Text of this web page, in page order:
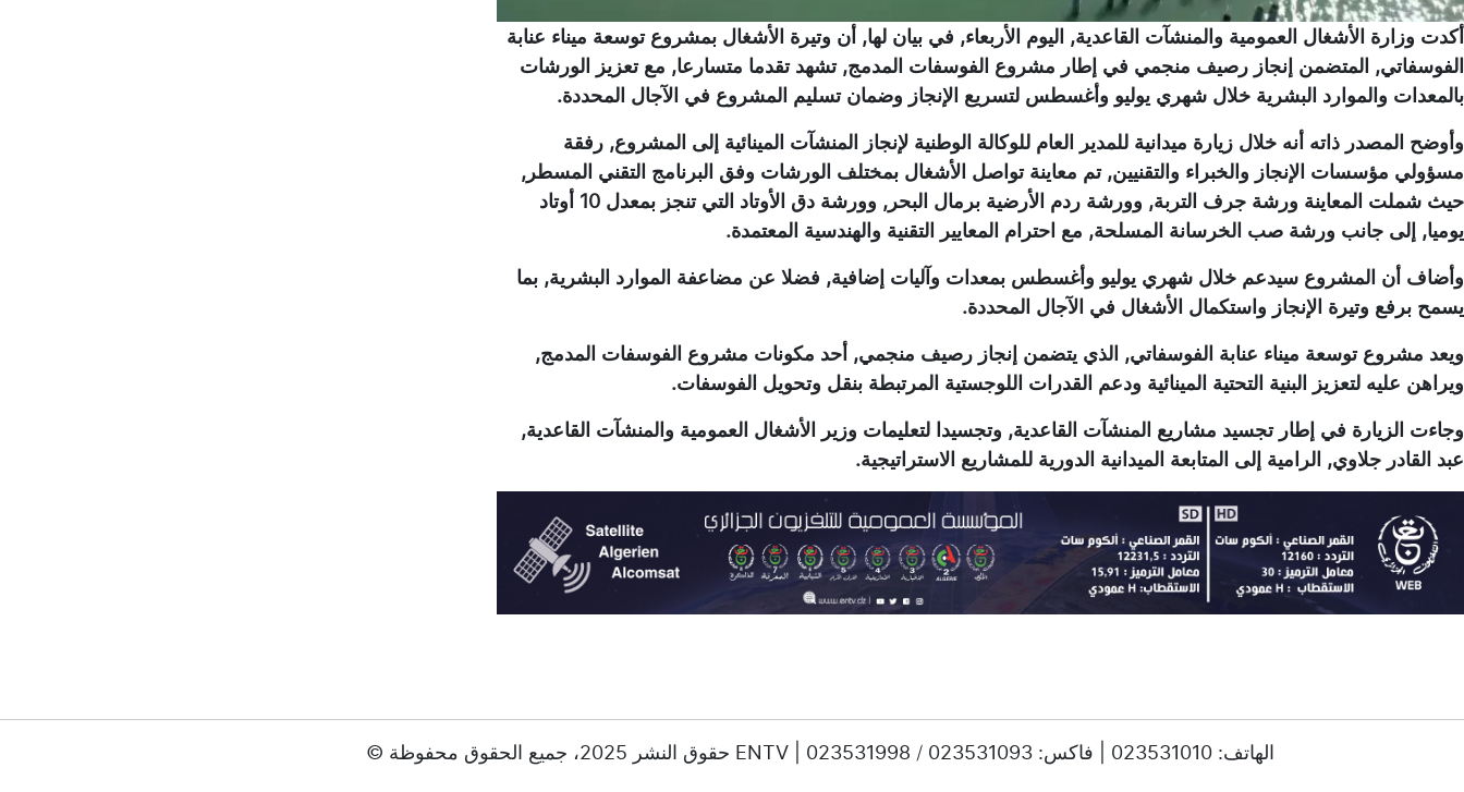
أكدت وزارة الأشغال العمومية والمنشآت القاعدية, اليوم الأربعاء, في بيان لها, أن وتيرة الأشغال بمشروع توسعة ميناء عنابة
الفوسفاتي, المتضمن إنجاز رصيف منجمي في إطار مشروع الفوسفات المدمج, تشهد تقدما متسارعا, مع تعزيز الورشات
بالمعدات والموارد البشرية خلال شهري يوليو وأغسطس لتسريع الإنجاز وضمان تسليم المشروع في الآجال المحددة.
وأوضح المصدر ذاته أنه خلال زيارة ميدانية للمدير العام للوكالة الوطنية لإنجاز المنشآت المينائية إلى المشروع, رفقة
مسؤولي مؤسسات الإنجاز والخبراء والتقنيين, تم معاينة تواصل الأشغال بمختلف الورشات وفق البرنامج التقني المسطر,
حيث شملت المعاينة ورشة جرف التربة, وورشة ردم الأرضية برمال البحر, وورشة دق الأوتاد التي تنجز بمعدل 10 أوتاد
يوميا, إلى جانب ورشة صب الخرسانة المسلحة, مع احترام المعايير التقنية والهندسية المعتمدة.
وأضاف أن المشروع سيدعم خلال شهري يوليو وأغسطس بمعدات وآليات إضافية, فضلا عن مضاعفة الموارد البشرية, بما
يسمح برفع وتيرة الإنجاز واستكمال الأشغال في الآجال المحددة.
ويعد مشروع توسعة ميناء عنابة الفوسفاتي, الذي يتضمن إنجاز رصيف منجمي, أحد مكونات مشروع الفوسفات المدمج,
ويراهن عليه لتعزيز البنية التحتية المينائية ودعم القدرات اللوجستية المرتبطة بنقل وتحويل الفوسفات.
وجاءت الزيارة في إطار تجسيد مشاريع المنشآت القاعدية, وتجسيدا لتعليمات وزير الأشغال العمومية والمنشآت القاعدية,
عبد القادر جلاوي, الرامية إلى المتابعة الميدانية الدورية للمشاريع الاستراتيجية.
© حقوق النشر 2025، جميع الحقوق محفوظة ENTV | الهاتف: 023531010 | فاكس: 023531093 / 023531998